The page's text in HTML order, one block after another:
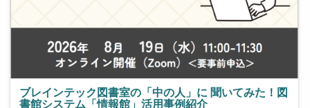
ブレインテック図書室の「中の人」に 聞いてみた！図
書館システム「情報館」活用事例紹介